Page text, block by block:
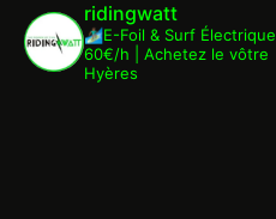
ridingwatt
🏄🏾‍♂️E-Foil & Surf Électrique
60€/h | Achetez le vôtre
Hyères